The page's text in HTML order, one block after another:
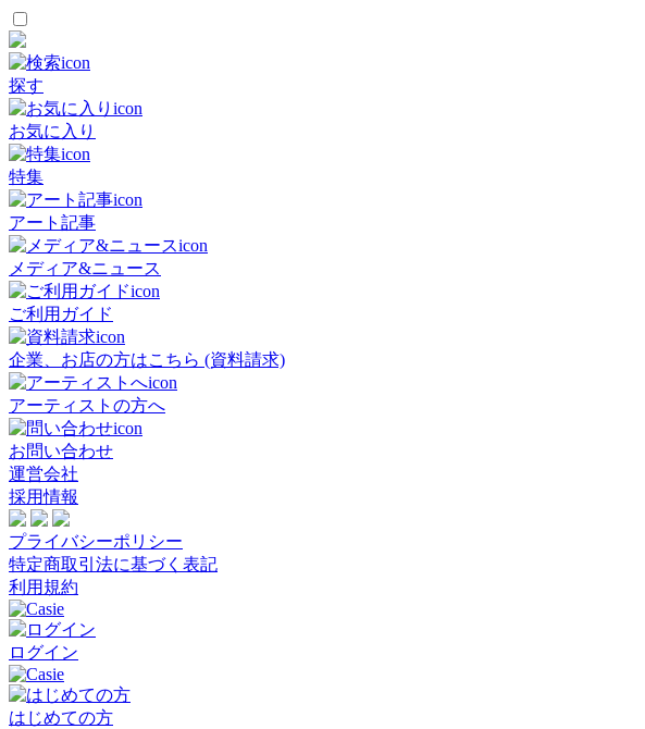
探す
お気に入り
特集
アート記事
メディア&ニュース
ご利用ガイド
企業、お店の方はこちら (資料請求)
アーティストの方へ
お問い合わせ
運営会社
採用情報
プライバシーポリシー
特定商取引法に基づく表記
利用規約
ログイン
はじめての方